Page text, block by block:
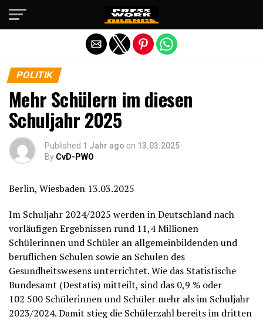
POLITIK
Mehr Schülern im diesen
Schuljahr 2025
Published 1 Jahr ago on 13.03.2025
By CvD-PWO
Berlin, Wiesbaden 13.03.2025
Im Schuljahr 2024/2025 werden in Deutschland nach
vorläufigen Ergebnissen rund 11,4 Millionen
Schülerinnen und Schüler an allgemeinbildenden und
beruflichen Schulen sowie an Schulen des
Gesundheitswesens unterrichtet. Wie das Statistische
Bundesamt (Destatis) mitteilt, sind das 0,9 % oder
102 500 Schülerinnen und Schüler mehr als im Schuljahr
2023/2024. Damit stieg die Schülerzahl bereits im dritten
Die mobile Version verlassen